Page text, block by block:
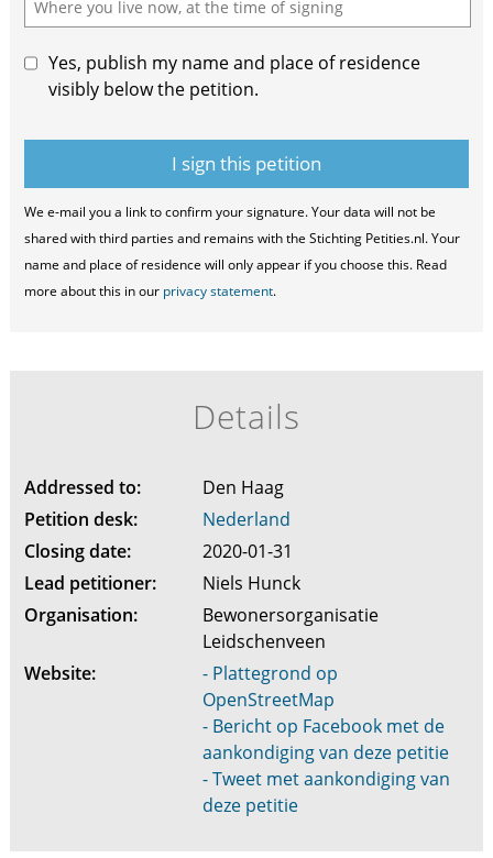
Yes, publish my name and place of residence
visibly below the petition.
We e-mail you a link to confirm your signature. Your data will not be
shared with third parties and remains with the Stichting Petities.nl. Your
name and place of residence will only appear if you choose this. Read
more about this in our privacy statement.
Details
Addressed to:
Den Haag
Petition desk:
Nederland
Closing date:
2020-01-31
Lead petitioner:
Niels Hunck
Organisation:
Bewonersorganisatie
Leidschenveen
Website:
- Plattegrond op
OpenStreetMap
- Bericht op Facebook met de
aankondiging van deze petitie
- Tweet met aankondiging van
deze petitie